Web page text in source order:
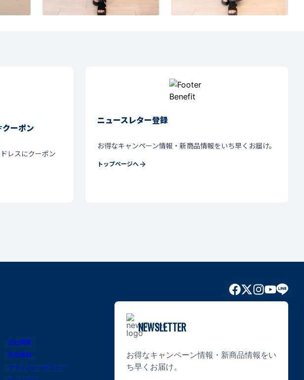
クーポン
レスにクーポン
ニュースレター登録
お得なキャンペーン情報・新商品情報をいち早くお届け。
トップページへ
会社概要
採用情報
プライバシーポリシー
NEWSLETTER
お得なキャンペーン情報・新商品情報をい
ち早くお届け。